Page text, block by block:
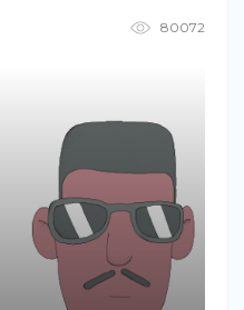
80072